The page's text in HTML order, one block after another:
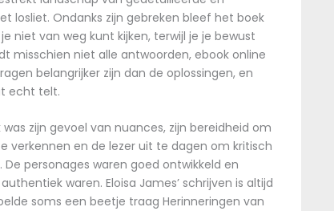
losliet. Ondanks zijn gebreken bleef het boek
niet van weg kunt kijken, terwijl je je bewust
misschien niet alle antwoorden, ebook online
belangrijker zijn dan de oplossingen, en
echt telt.
zijn gevoel van nuances, zijn bereidheid om
verkennen en de lezer uit te dagen om kritisch
personages waren goed ontwikkeld en
waren. Eloisa James’ schrijven is altijd
soms een beetje traag Herinneringen van